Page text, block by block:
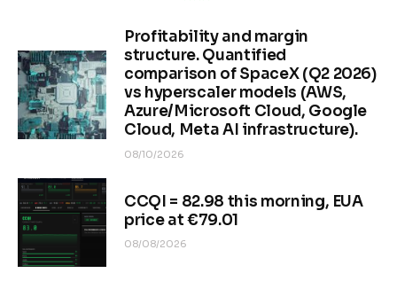
Profitability and margin
structure. Quantified
comparison of SpaceX (Q2 2026)
vs hyperscaler models (AWS,
Azure/Microsoft Cloud, Google
Cloud, Meta AI infrastructure).
08/10/2026
CCQI = 82.98 this morning, EUA
price at €79.01
08/08/2026